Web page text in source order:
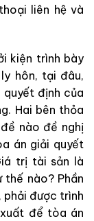
liên hệ và
kiện trình bày
hôn, tại đâu,
quyết định của
Hai bên thỏa
nào đề nghị
án giải quyết
trị tài sản là
thế nào? Phần
phải được trình
để tòa án